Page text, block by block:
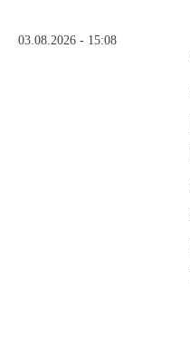
03.08.2026 - 15:08